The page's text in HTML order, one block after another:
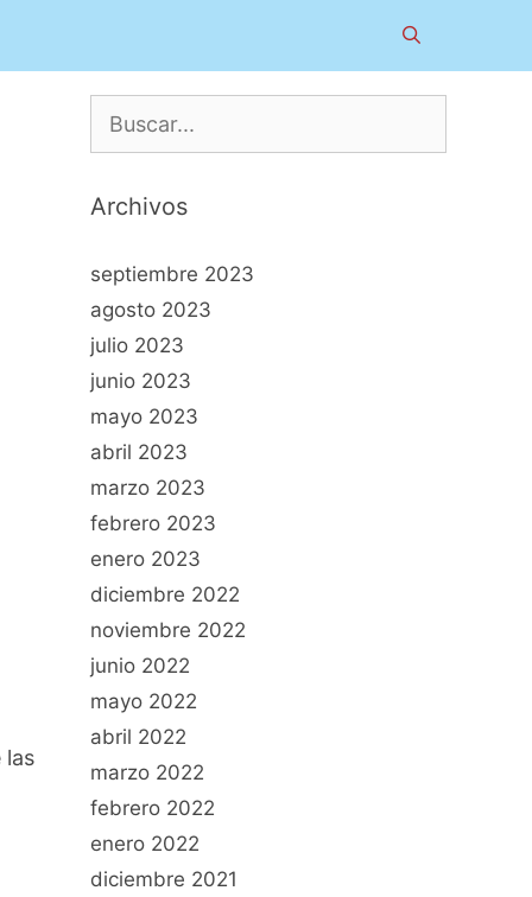
las
Archivos
septiembre 2023
agosto 2023
julio 2023
junio 2023
mayo 2023
abril 2023
marzo 2023
febrero 2023
enero 2023
diciembre 2022
noviembre 2022
junio 2022
mayo 2022
abril 2022
marzo 2022
febrero 2022
enero 2022
diciembre 2021